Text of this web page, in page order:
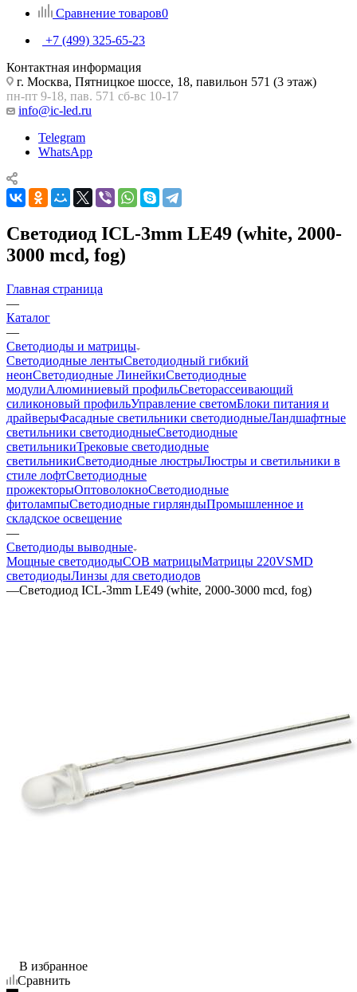
Сравнение товаров0
+7 (499) 325-65-23
Контактная информация
г. Москва, Пятницкое шоссе, 18, павильон 571 (3 этаж)
пн-пт 9-18, пав. 571 сб-вс 10-17
info@ic-led.ru
Telegram
WhatsApp
Светодиод ICL-3mm LE49 (white, 2000-
3000 mcd, fog)
Главная страница
—
Каталог
—
Светодиоды и матрицы
Светодиодные лентыСветодиодный гибкий
неонСветодиодные ЛинейкиСветодиодные
модулиАлюминиевый профильСветорассеивающий
силиконовый профильУправление светомБлоки питания и
драйверыФасадные светильники светодиодныеЛандшафтные
светильники светодиодныеСветодиодные
светильникиТрековые светодиодные
светильникиСветодиодные люстрыЛюстры и светильники в
стиле лофтСветодиодные
прожекторыОптоволокноСветодиодные
фитолампыСветодиодные гирляндыПромышленное и
складское освещение
—
Светодиоды выводные
Мощные светодиодыCOB матрицыМатрицы 220VSMD
светодиодыЛинзы для светодиодов
—Светодиод ICL-3mm LE49 (white, 2000-3000 mcd, fog)
В избранное
Сравнить